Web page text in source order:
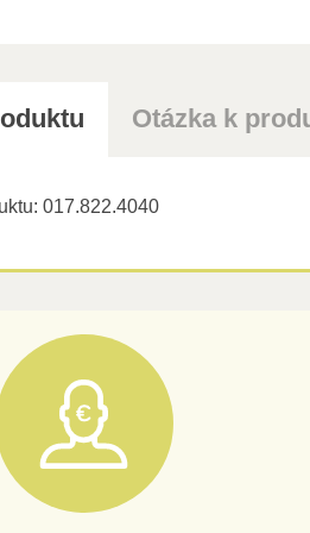
Otázka k
017.822.4040